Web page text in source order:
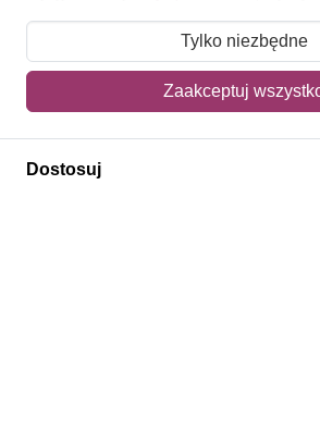
Moje zamówienia
Mój koszyk
Polecamy
Tylko niezbędne
Zaakceptuj
Dostosuj